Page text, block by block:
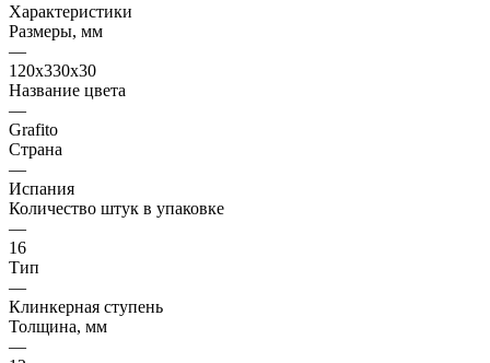
Характеристики
Размеры, мм
—
120x330x30
Название цвета
—
Grafito
Страна
—
Испания
Количество штук в упаковке
—
16
Тип
—
Клинкерная ступень
Толщина, мм
—